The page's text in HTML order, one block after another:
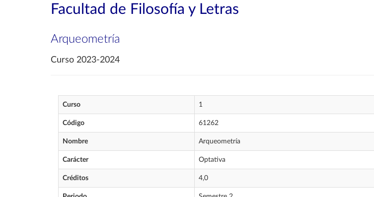
Facultad de Filosofía y Letras
Arqueometría
Curso 2023-2024
Curso 1
Código 61262
Nombre Arqueometría
Carácter Optativa
Créditos 4,0